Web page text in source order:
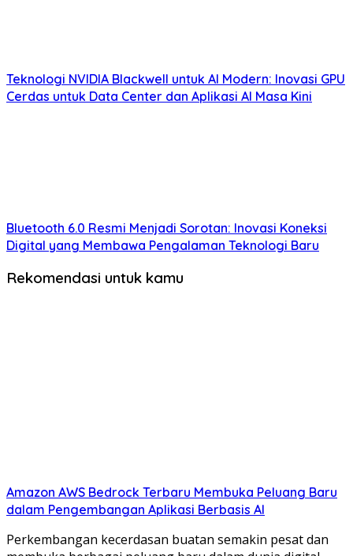
Teknologi NVIDIA Blackwell untuk AI Modern: Inovasi GPU
Cerdas untuk Data Center dan Aplikasi AI Masa Kini
Bluetooth 6.0 Resmi Menjadi Sorotan: Inovasi Koneksi
Digital yang Membawa Pengalaman Teknologi Baru
Rekomendasi untuk kamu
Amazon AWS Bedrock Terbaru Membuka Peluang Baru
dalam Pengembangan Aplikasi Berbasis AI
Perkembangan kecerdasan buatan semakin pesat dan